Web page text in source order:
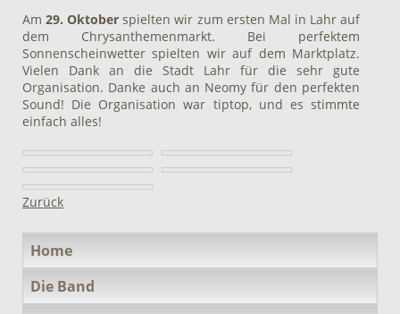
Am29. Oktober spielten wir zum ersten Mal in Lahr auf
dem Chrysanthemenmarkt. Bei perfektem
Sonnenscheinwetter spielten wir auf dem Marktplatz.
Vielen Dank an die Stadt Lahr für die sehr gute
Organisation. Danke auch an Neomy für den perfekten
Sound! Die Organisation war tiptop, und es stimmte
einfach alles!
Zurück
überspringen
Home
Die Band